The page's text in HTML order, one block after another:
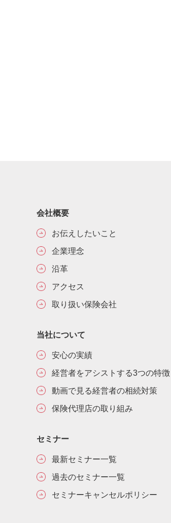
会社概要
お伝えしたいこと
企業理念
沿革
アクセス
取り扱い保険会社
当社について
安心の実績
経営者をアシストする3つの特徴
動画で見る経営者の相続対策
保険代理店の取り組み
セミナー
最新セミナー一覧
過去のセミナー一覧
セミナーキャンセルポリシー